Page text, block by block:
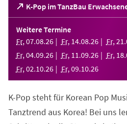
K-Pop im TanzBau
(Öffnet
in
einem
neuen
Tab)
Weitere Termine
Fr, 07.08.26 Fr, 14.08.26 Fr, 21 .
Fr, 04.09.26 Fr, 11 .09.26 Fr, 18.
Fr, 02.10.26 Fr, 09.10.26
K-Pop steht für Korean Pop
Tanztrend aus Korea! Bei uns